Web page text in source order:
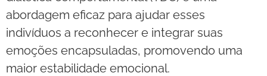
abordagem eficaz para ajudar esses
indivíduos a reconhecer e integrar suas
emoções encapsuladas, promovendo uma
maior estabilidade emocional.